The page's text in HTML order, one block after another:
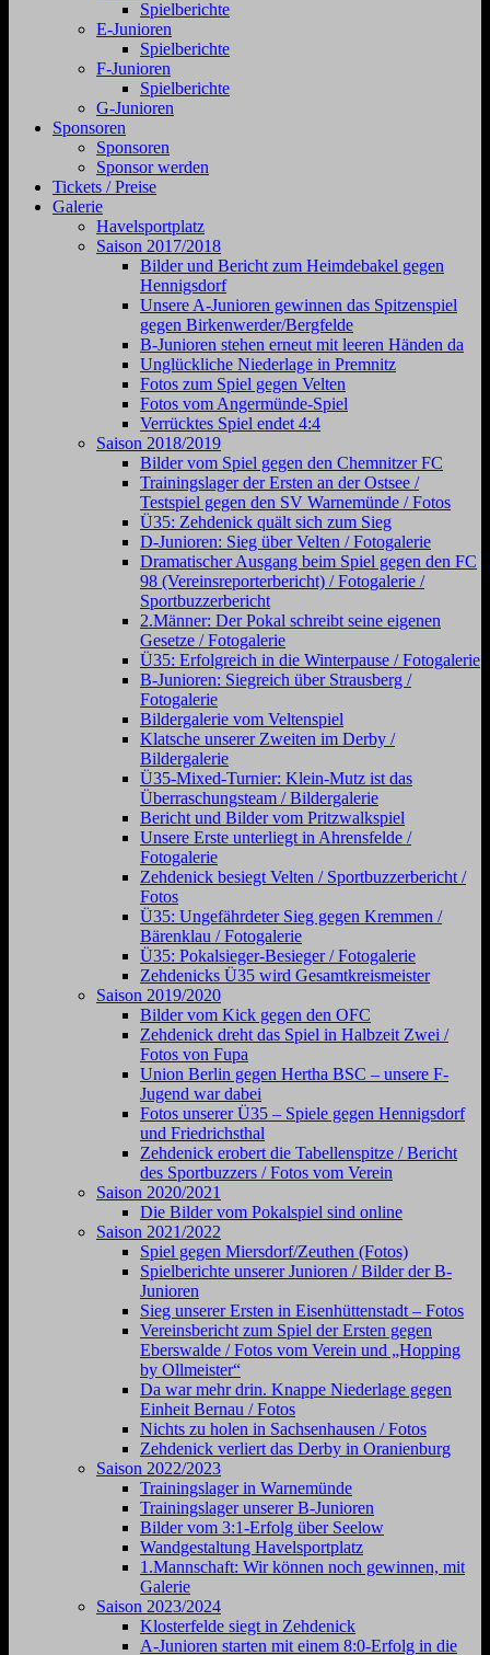
Spielberichte
E-Junioren
Spielberichte
F-Junioren
Spielberichte
G-Junioren
Sponsoren
Sponsoren
Sponsor werden
Tickets / Preise
Galerie
Havelsportplatz
Saison 2017/2018
Bilder und Bericht zum Heimdebakel gegen
Hennigsdorf
Unsere A-Junioren gewinnen das Spitzenspiel
gegen Birkenwerder/Bergfelde
B-Junioren stehen erneut mit leeren Händen da
Unglückliche Niederlage in Premnitz
Fotos zum Spiel gegen Velten
Fotos vom Angermünde-Spiel
Verrücktes Spiel endet 4:4
Saison 2018/2019
Bilder vom Spiel gegen den Chemnitzer FC
Trainingslager der Ersten an der Ostsee /
Testspiel gegen den SV Warnemünde / Fotos
Ü35: Zehdenick quält sich zum Sieg
D-Junioren: Sieg über Velten / Fotogalerie
Dramatischer Ausgang beim Spiel gegen den FC
98 (Vereinsreporterbericht) / Fotogalerie /
Sportbuzzerbericht
2.Männer: Der Pokal schreibt seine eigenen
Gesetze / Fotogalerie
Ü35: Erfolgreich in die Winterpause / Fotogalerie
B-Junioren: Siegreich über Strausberg /
Fotogalerie
Bildergalerie vom Veltenspiel
Klatsche unserer Zweiten im Derby /
Bildergalerie
Ü35-Mixed-Turnier: Klein-Mutz ist das
Überraschungsteam / Bildergalerie
Bericht und Bilder vom Pritzwalkspiel
Unsere Erste unterliegt in Ahrensfelde /
Fotogalerie
Zehdenick besiegt Velten / Sportbuzzerbericht /
Fotos
Ü35: Ungefährdeter Sieg gegen Kremmen /
Bärenklau / Fotogalerie
Ü35: Pokalsieger-Besieger / Fotogalerie
Zehdenicks Ü35 wird Gesamtkreismeister
Saison 2019/2020
Bilder vom Kick gegen den OFC
Zehdenick dreht das Spiel in Halbzeit Zwei /
Fotos von Fupa
Union Berlin gegen Hertha BSC – unsere F-
Jugend war dabei
Fotos unserer Ü35 – Spiele gegen Hennigsdorf
und Friedrichsthal
Zehdenick erobert die Tabellenspitze / Bericht
des Sportbuzzers / Fotos vom Verein
Saison 2020/2021
Die Bilder vom Pokalspiel sind online
Saison 2021/2022
Spiel gegen Miersdorf/Zeuthen (Fotos)
Spielberichte unserer Junioren / Bilder der B-
Junioren
Sieg unserer Ersten in Eisenhüttenstadt – Fotos
Vereinsbericht zum Spiel der Ersten gegen
Eberswalde / Fotos vom Verein und „Hopping
by Ollmeister“
Da war mehr drin. Knappe Niederlage gegen
Einheit Bernau / Fotos
Nichts zu holen in Sachsenhausen / Fotos
Zehdenick verliert das Derby in Oranienburg
Saison 2022/2023
Trainingslager in Warnemünde
Trainingslager unserer B-Junioren
Bilder vom 3:1-Erfolg über Seelow
Wandgestaltung Havelsportplatz
1.Mannschaft: Wir können noch gewinnen, mit
Galerie
Saison 2023/2024
Klosterfelde siegt in Zehdenick
A-Junioren starten mit einem 8:0-Erfolg in die